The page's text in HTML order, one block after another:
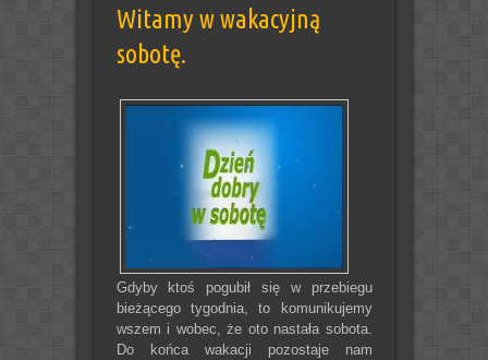
Witamy w wakacyjną
sobotę.
Gdyby ktoś pogubił się w przebiegu
bieżącego tygodnia, to komunikujemy
wszem i wobec, że oto nastała sobota.
Do końca wakacji pozostaje nam